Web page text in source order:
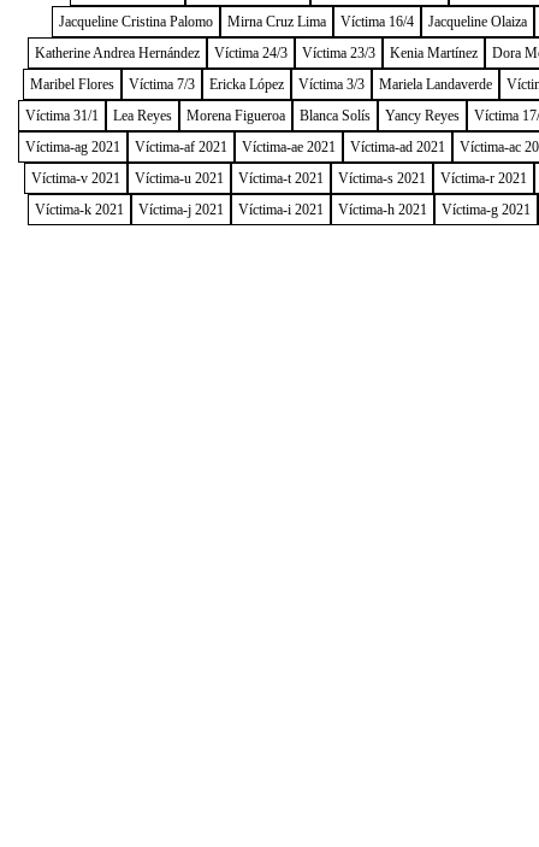
Jacqueline Cristina Palomo
Mirna Cruz Lima Víctima 16/4
Jacqueline Olaiza
Katherine Andrea Hernández
Víctima 24/3 Víctima 23/3 Kenia Martínez
Dora
Maribel Flores
Víctima 7/3 Ericka López Víctima 3/3 Mariela Landaverde
Víctima 31/1
Lea Reyes Morena Figueroa Blanca Solís Yancy Reyes
Víctima
Víctima-ag 2021
Víctima-af 2021 Víctima-ae 2021 Víctima-ad 2021
Víctima-ac
Víctima-v 2021
Víctima-u 2021 Víctima-t 2021 Víctima-s 2021
Víctima-r 2021
Víctima-k 2021
Víctima-j 2021 Víctima-i 2021 Víctima-h 2021 Víctima-g 2021